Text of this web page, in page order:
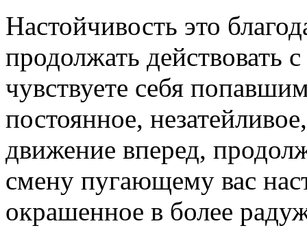
Настойчивость это
продолжать действовать
чувствуете себя
постоянное,
движение вперед,
смену пугающему вас
окрашенное в более